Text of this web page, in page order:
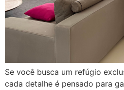
Se você busca um refúgio
cada detalhe é pensado para